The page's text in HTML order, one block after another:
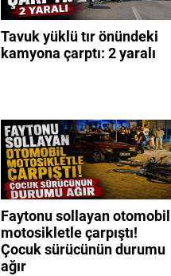
Tavuk yüklü tır önündeki
kamyona çarptı: 2 yaralı
Faytonu sollayan otomobil
motosikletle çarpıştı!
Çocuk sürücünün durumu
ağır